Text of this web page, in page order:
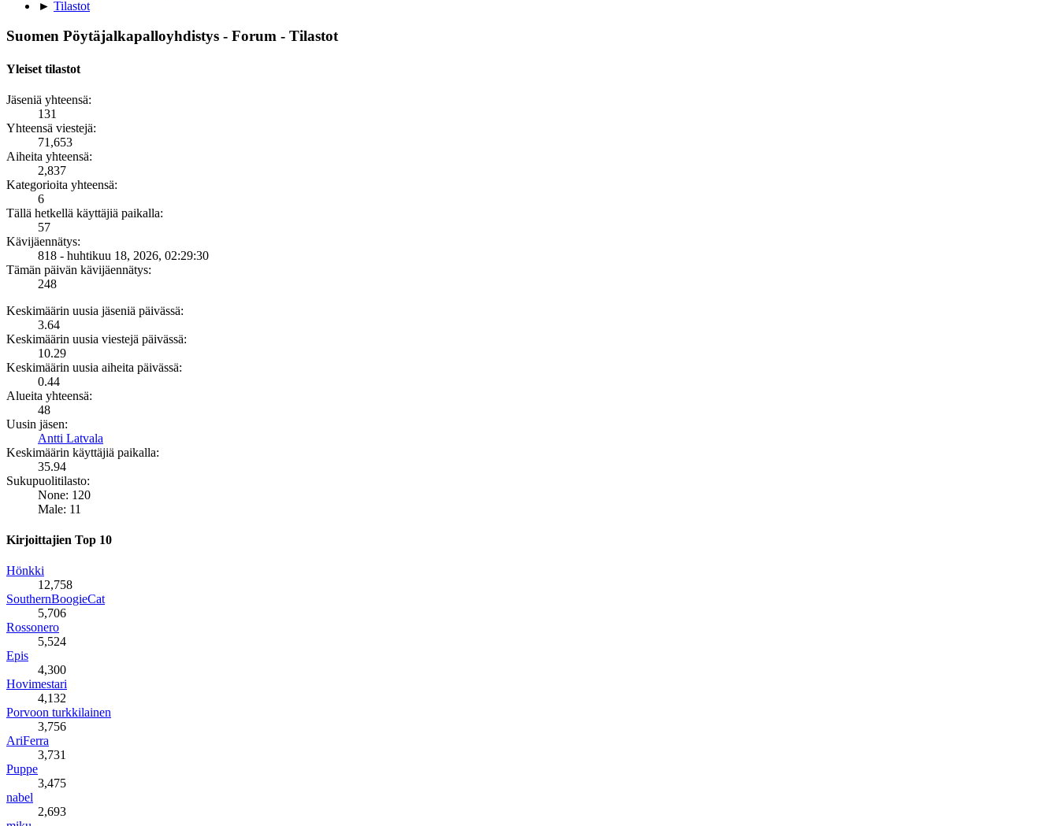
► Tilastot
Suomen Pöytäjalkapalloyhdistys - Forum - Tilastot
Yleiset tilastot
Jäseniä yhteensä:
131
Yhteensä viestejä:
71,653
Aiheita yhteensä:
2,837
Kategorioita yhteensä:
6
Tällä hetkellä käyttäjiä paikalla:
57
Kävijäennätys:
818 - huhtikuu 18, 2026, 02:29:30
Tämän päivän kävijäennätys:
248
Keskimäärin uusia jäseniä päivässä:
3.64
Keskimäärin uusia viestejä päivässä:
10.29
Keskimäärin uusia aiheita päivässä:
0.44
Alueita yhteensä:
48
Uusin jäsen:
Antti Latvala
Keskimäärin käyttäjiä paikalla:
35.94
Sukupuolitilasto:
None: 120
Male: 11
Kirjoittajien Top 10
Hönkki
12,758
SouthernBoogieCat
5,706
Rossonero
5,524
Epis
4,300
Hovimestari
4,132
Porvoon turkkilainen
3,756
AriFerra
3,731
Puppe
3,475
nabel
2,693